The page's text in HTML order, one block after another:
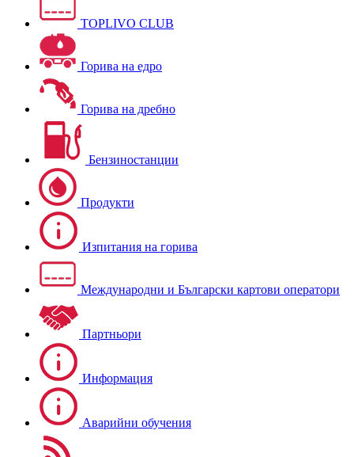
TOPLIVO CLUB
Горива на едро
Горива на дребно
Бензиностанции
Продукти
Изпитания на горива
Международни и Български картови оператори
Партньори
Информация
Аварийни обучения